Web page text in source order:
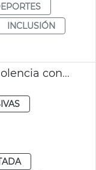
INCLUSIÓN
Jornada 25N eliminación violencia contra las mujeres